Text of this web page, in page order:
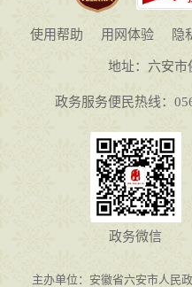
使用帮助 用网体验 隐
地址：六安市
政务服务便民热线：
政务微信
主办单位：安徽省六安市人民